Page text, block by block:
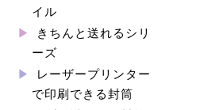
イル
きちんと送れるシリ
ーズ
レーザープリンター
で印刷できる封筒